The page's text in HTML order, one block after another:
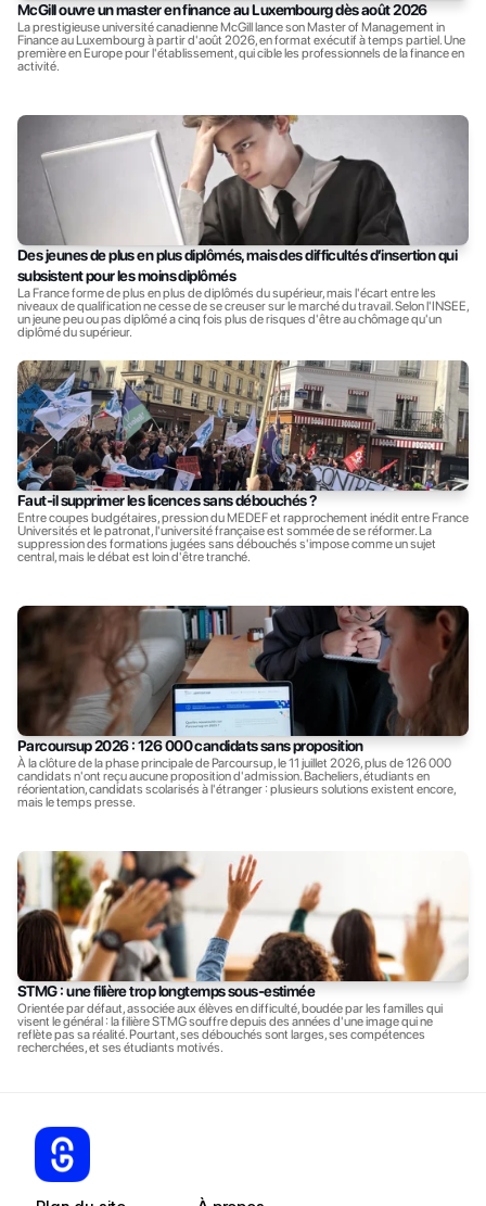
McGill ouvre un master en finance au Luxembourg dès août 2026
La prestigieuse université canadienne McGill lance son Master of Management in
Finance au Luxembourg à partir d'août 2026, en format exécutif à temps partiel. Une
première en Europe pour l'établissement, qui cible les professionnels de la finance en
activité.
Des jeunes de plus en plus diplômés, mais des difficultés d’insertion qui
subsistent pour les moins diplômés
La France forme de plus en plus de diplômés du supérieur, mais l'écart entre les
niveaux de qualification ne cesse de se creuser sur le marché du travail. Selon l'INSEE,
un jeune peu ou pas diplômé a cinq fois plus de risques d'être au chômage qu'un
diplômé du supérieur.
Faut-il supprimer les licences sans débouchés ?
Entre coupes budgétaires, pression du MEDEF et rapprochement inédit entre France
Universités et le patronat, l'université française est sommée de se réformer. La
suppression des formations jugées sans débouchés s'impose comme un sujet
central, mais le débat est loin d'être tranché.
Parcoursup 2026 : 126 000 candidats sans proposition
À la clôture de la phase principale de Parcoursup, le 11 juillet 2026, plus de 126 000
candidats n'ont reçu aucune proposition d'admission. Bacheliers, étudiants en
réorientation, candidats scolarisés à l'étranger : plusieurs solutions existent encore,
mais le temps presse.
STMG : une filière trop longtemps sous-estimée
Orientée par défaut, associée aux élèves en difficulté, boudée par les familles qui
visent le général : la filière STMG souffre depuis des années d'une image qui ne
reflète pas sa réalité. Pourtant, ses débouchés sont larges, ses compétences
recherchées, et ses étudiants motivés.